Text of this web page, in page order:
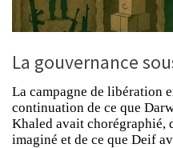
La gouvernance
La campagne de libération
continuation de ce que
Khaled avait chorégraphié,
imaginé et de ce que Deif